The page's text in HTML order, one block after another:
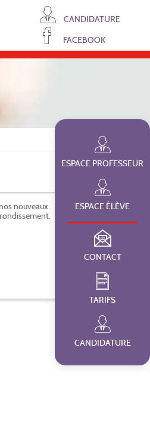
ESPACE PROFESSEUR
ESPACE ÉLÈVE
CONTACT
TARIFS
CANDIDATURE
CANDIDATURE
FACEBOOK
nouveaux